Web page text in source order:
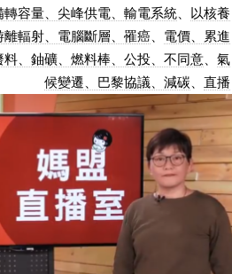
轉容量、尖峰供電、輸電系統
以核養
離輻射、電腦斷層、罹癌
電價、累進
料、鈾礦、燃料棒、公投、不同意
氣
候變遷、巴黎協議、減碳
直播